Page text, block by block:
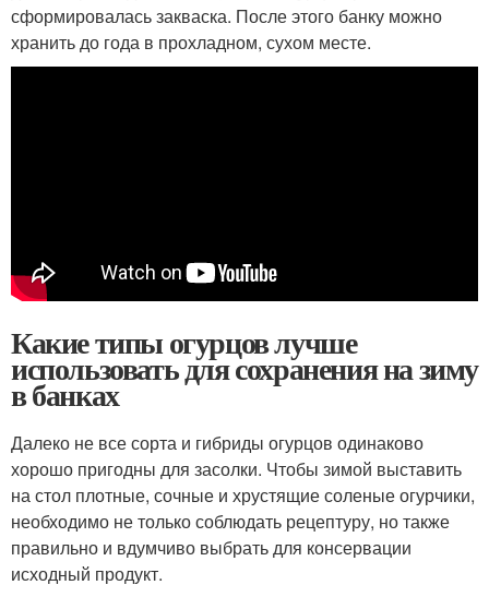
сформировалась закваска. После этого банку можно
хранить до года в прохладном, сухом месте.
Какие типы огурцов лучше
использовать для сохранения на зиму
в банках
Далеко не все сорта и гибриды огурцов одинаково
хорошо пригодны для засолки. Чтобы зимой выставить
на стол плотные, сочные и хрустящие соленые огурчики,
необходимо не только соблюдать рецептуру, но также
правильно и вдумчиво выбрать для консервации
исходный продукт.